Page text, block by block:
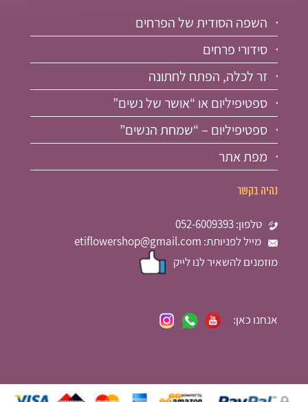
השפה הסודית של הפרחים
סידורי פרחים
זר לכלה, הפתח לחתונה
ספטיפיליום או “אושר של נשים”
ספטיפיליום – “שמחת הנשים”
מפת אתר
נהיה בקשר
טלפון: 052-6009393
מייל לפניותת: etiflowershop@gmail.com
מוזמנים להשאיר לנו לייק
אנחנו כאן: